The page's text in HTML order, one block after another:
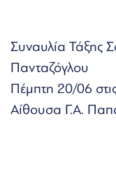
Συναυλία Τάξης
Πανταζόγλου
Πέμπτη 20/06
Αίθουσα Γ.Α.